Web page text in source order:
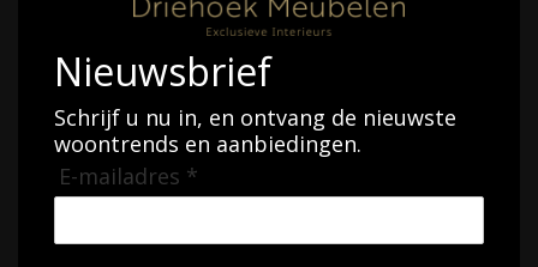
Nieuwsbrief
Schrijf u nu in, en ontvang de nieuwste
woontrends en aanbiedingen.
E-mailadres *